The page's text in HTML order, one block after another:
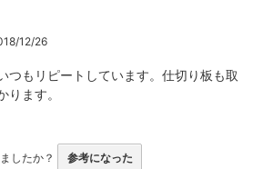
12/26
つもリピートしています。仕切り板も取
ります。
したか？ 参考になった